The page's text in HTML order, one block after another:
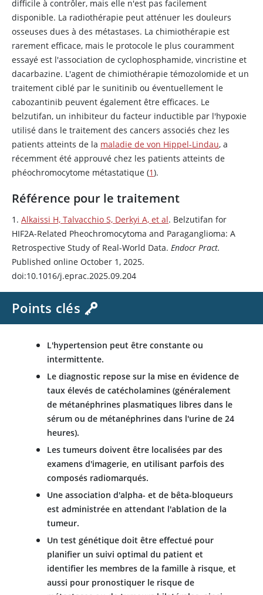
difficile à contrôler, mais elle n'est pas facilement
disponible. La radiothérapie peut atténuer les douleurs
osseuses dues à des métastases. La chimiothérapie est
rarement efficace, mais le protocole le plus couramment
essayé est l'association de cyclophosphamide, vincristine et
dacarbazine. L'agent de chimiothérapie témozolomide et un
traitement ciblé par le sunitinib ou éventuellement le
cabozantinib peuvent également être efficaces. Le
belzutifan, un inhibiteur du facteur inductible par l'hypoxie
utilisé dans le traitement des cancers associés chez les
patients atteints de la maladie de von Hippel-Lindau, a
récemment été approuvé chez les patients atteints de
phéochromocytome métastatique (1).
Référence pour le traitement
1. Alkaissi H, Talvacchio S, Derkyi A, et al. Belzutifan for
HIF2A-Related Pheochromocytoma and Paraganglioma: A
Retrospective Study of Real-World Data. Endocr Pract.
Published online October 1, 2025.
doi:10.1016/j.eprac.2025.09.204
Points clés
L'hypertension peut être constante ou
intermittente.
Le diagnostic repose sur la mise en évidence de
taux élevés de catécholamines (généralement
de métanéphrines plasmatiques libres dans le
sérum ou de métanéphrines dans l'urine de 24
heures).
Les tumeurs doivent être localisées par des
examens d'imagerie, en utilisant parfois des
composés radiomarqués.
Une association d'alpha- et de bêta-bloqueurs
est administrée en attendant l'ablation de la
tumeur.
Un test génétique doit être effectué pour
planifier un suivi optimal du patient et
identifier les membres de la famille à risque, et
aussi pour pronostiquer le risque de